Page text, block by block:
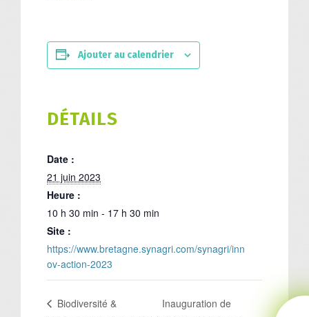
Ajouter au calendrier
DÉTAILS
Date :
21 juin 2023
Heure :
10 h 30 min - 17 h 30 min
Site :
https://www.bretagne.synagri.com/synagri/inn
ov-action-2023
Biodiversité &
Inauguration de